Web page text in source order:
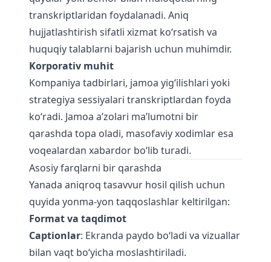
transkriptlaridan foydalanadi. Aniq
hujjatlashtirish sifatli xizmat ko‘rsatish va
huquqiy talablarni bajarish uchun muhimdir.
Korporativ muhit
Kompaniya tadbirlari, jamoa yig‘ilishlari yoki
strategiya sessiyalari transkriptlardan foyda
ko‘radi. Jamoa a’zolari ma’lumotni bir
qarashda topa oladi, masofaviy xodimlar esa
voqealardan xabardor bo‘lib turadi.
Asosiy farqlarni bir qarashda
Yanada aniqroq tasavvur hosil qilish uchun
quyida yonma-yon taqqoslashlar keltirilgan:
Format va taqdimot
Captionlar: Ekranda paydo bo‘ladi va vizuallar
bilan vaqt bo‘yicha moslashtiriladi.